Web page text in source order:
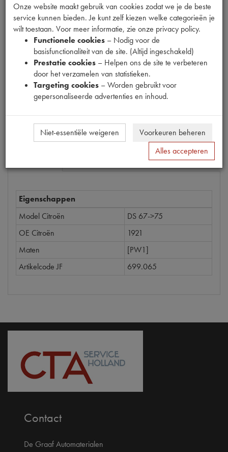
Productnummer
1901998
70,89 (€ 58,59excl. btw)
Eigenschappen
Model Citroën
DS 67->75
OE Citroën
1921
Maten
[PW1]
Artikelcode JF
699.065
Contact
De Graaf Automaterialen
Onze website maakt gebruik van cookies zodat we je de beste
service kunnen bieden. Je kunt zelf kiezen welke categorieën je
wilt toestaan. Voor meer informatie, zie onze privacy policy.
Functionele cookies – Nodig voor de
basisfunctionaliteit van de site. (Altijd ingeschakeld)
Prestatie cookies – Helpen ons de site te verbeteren
door het verzamelen van statistieken.
Targeting cookies – Worden gebruikt voor
gepersonaliseerde advertenties en inhoud.
Niet-essentiële weigeren
Voorkeuren beheren
Alles accepteren